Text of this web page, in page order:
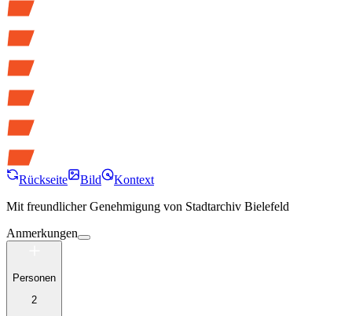
Rückseite Bild
Kontext
Mit freundlicher Genehmigung von Stadtarchiv Bielefeld
Anmerkungen
Personen
2